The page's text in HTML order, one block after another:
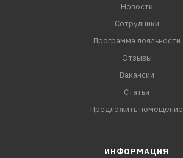
Новости
Сотрудники
Программа лояльности
Отзывы
Вакансии
Статьи
Предложить помещение
ИНФОРМАЦИЯ